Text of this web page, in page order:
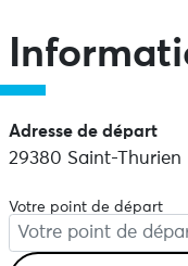
Adresse de départ
29380 Saint-Thurien
Votre point de départ